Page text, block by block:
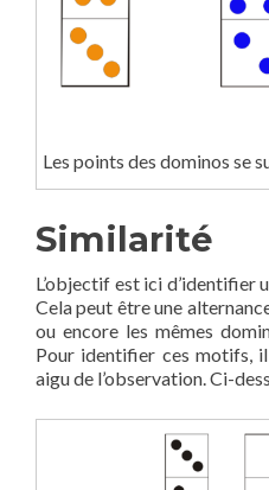
Les points des dominos se
Similarité
L’objectif est ici d’identifier
Cela peut être une
ou encore les mêmes
Pour identifier ces motifs,
aigu de l’observation. Ci-